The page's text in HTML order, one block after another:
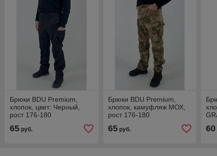
Брюки BDU Premium,
хлопок, цвет: Черный,
рост 176-180
65 руб.
Брюки BDU Premium,
хлопок, камуфляж МОХ,
рост 176-180
65руб. 60